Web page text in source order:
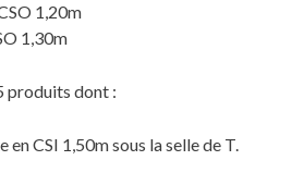
1,20m
1,30m
produits dont :
en CSI 1,50m sous la selle de T.